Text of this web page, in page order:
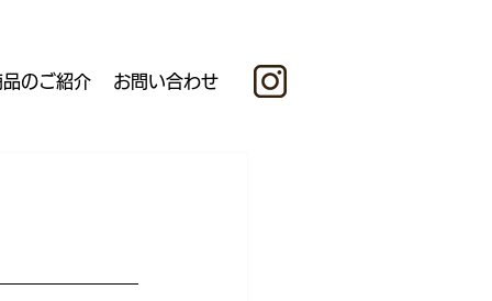
品のご紹介 お問い合わせ